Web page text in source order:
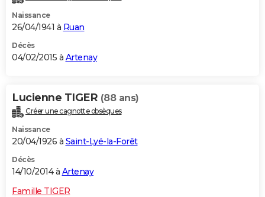
Naissance
26/04/1941 à Ruan
Décès
04/02/2015 à Artenay
Lucienne TIGER (88 ans)
Créer une cagnotte obsèques
Naissance
20/04/1926 à Saint-Lyé-la-Forêt
Décès
14/10/2014 à Artenay
Famille TIGER